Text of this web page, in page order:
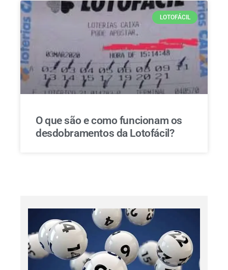
LOTOFÁCIL
O que são e como funcionam os
desdobramentos da Lotofácil?